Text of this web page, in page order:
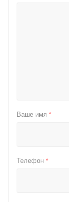
Ваше имя *
Телефон *